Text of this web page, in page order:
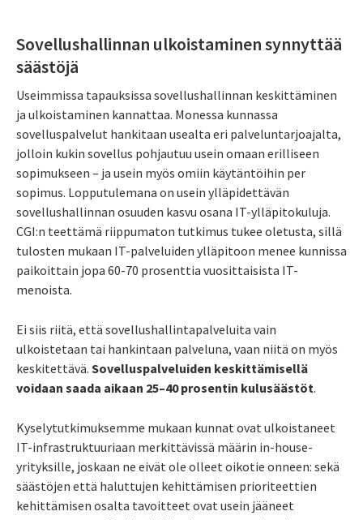
Sovellushallinnan ulkoistaminen synnyttää
säästöjä
Useimmissa tapauksissa sovellushallinnan keskittäminen
ja ulkoistaminen kannattaa. Monessa kunnassa
sovelluspalvelut hankitaan usealta eri palveluntarjoajalta,
jolloin kukin sovellus pohjautuu usein omaan erilliseen
sopimukseen – ja usein myös omiin käytäntöihin per
sopimus. Lopputulemana on usein ylläpidettävän
sovellushallinnan osuuden kasvu osana IT-ylläpitokuluja.
CGI:n teettämä riippumaton tutkimus tukee oletusta, sillä
tulosten mukaan IT-palveluiden ylläpitoon menee kunnissa
paikoittain jopa 60-70 prosenttia vuosittaisista IT-
menoista.
Ei siis riitä, että sovellushallintapalveluita vain
ulkoistetaan tai hankintaan palveluna, vaan niitä on myös
keskitettävä. Sovelluspalveluiden keskittämisellä
voidaan saada aikaan 25–40 prosentin kulusäästöt.
Kyselytutkimuksemme mukaan kunnat ovat ulkoistaneet
IT-infrastruktuuriaan merkittävissä määrin in-house-
yrityksille, joskaan ne eivät ole olleet oikotie onneen: sekä
säästöjen että haluttujen kehittämisen prioriteettien
kehittämisen osalta tavoitteet ovat usein jääneet